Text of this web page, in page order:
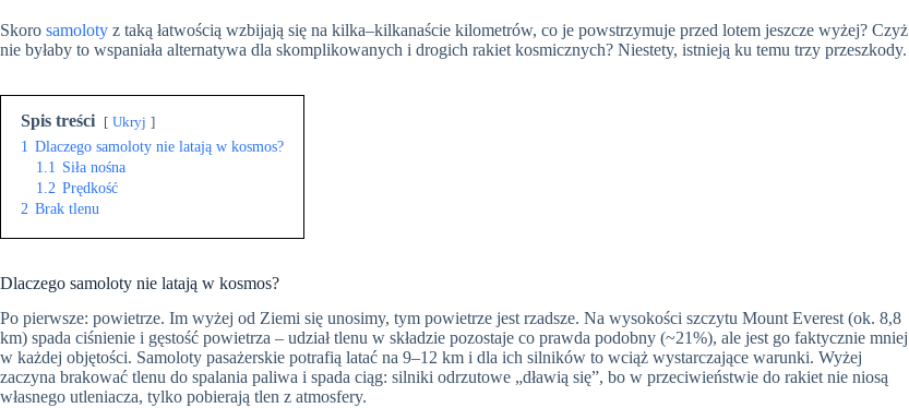
Skoro samoloty z taką łatwością wzbijają się na kilka–kilkanaście kilometrów, co je powstrzymuje przed lotem jeszcze wyżej? Czyż
nie byłaby to wspaniała alternatywa dla skomplikowanych i drogich rakiet kosmicznych? Niestety, istnieją ku temu trzy przeszkody.
Spis treści Ukryj
1 Dlaczego samoloty nie latają w kosmos?
1.1 Siła nośna
1.2 Prędkość
2 Brak tlenu
Dlaczego samoloty nie latają w kosmos?
Po pierwsze: powietrze. Im wyżej od Ziemi się unosimy, tym powietrze jest rzadsze. Na wysokości szczytu Mount Everest (ok. 8,8
km) spada ciśnienie i gęstość powietrza – udział tlenu w składzie pozostaje co prawda podobny (~21%), ale jest go faktycznie mniej
w każdej objętości. Samoloty pasażerskie potrafią latać na 9–12 km i dla ich silników to wciąż wystarczające warunki. Wyżej
zaczyna brakować tlenu do spalania paliwa i spada ciąg: silniki odrzutowe „dławią się”, bo w przeciwieństwie do rakiet nie niosą
własnego utleniacza, tylko pobierają tlen z atmosfery.